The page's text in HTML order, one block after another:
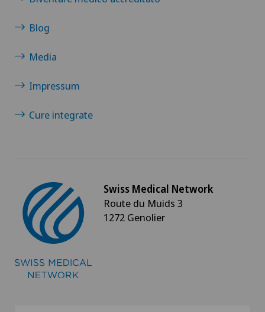
Ernia del disco toracica
Ernia disco
Farmacia clinica
Blog
Media
Impressum
Cure integrate
Swiss Medical Network
Route du Muids 3
1272 Genolier